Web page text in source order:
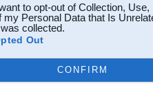
to opt-out of Collection,
my Personal Data that Is
collected.
Out
CONFIRM